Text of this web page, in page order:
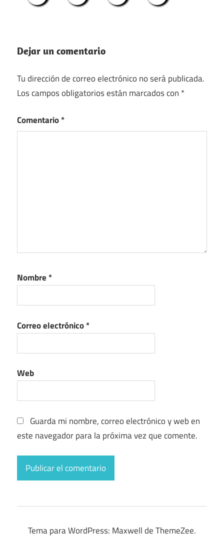
Dejar un comentario
Tu dirección de correo electrónico no será publicada.
Los campos obligatorios están marcados con *
Comentario*
Nombre *
Correo electrónico*
Web
Guarda mi nombre, correo electrónico y web en
este navegador para la próxima vez que comente.
Tema para WordPress: Maxwell de ThemeZee.